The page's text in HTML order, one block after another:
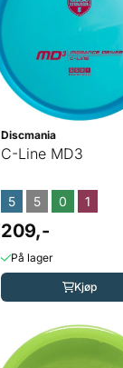
Discmania
C-Line MD3
5 5 0 1
209,-
På lager
Kjøp